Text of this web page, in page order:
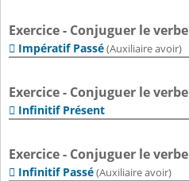
Exercice - Conjuguer le verbe
 Impératif Passé(Auxiliaire avoir)
Exercice - Conjuguer le verbe
 Infinitif Présent
Exercice - Conjuguer le verbe
 Infinitif Passé(Auxiliaire avoir)